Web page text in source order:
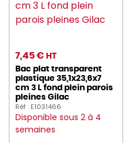
7,45 € HT
Bac plat transparent
plastique 35,1x23,6x7
cm 3 L fond plein parois
pleines Gilac
Réf : E1031466
Disponible sous 2 à 4
semaines